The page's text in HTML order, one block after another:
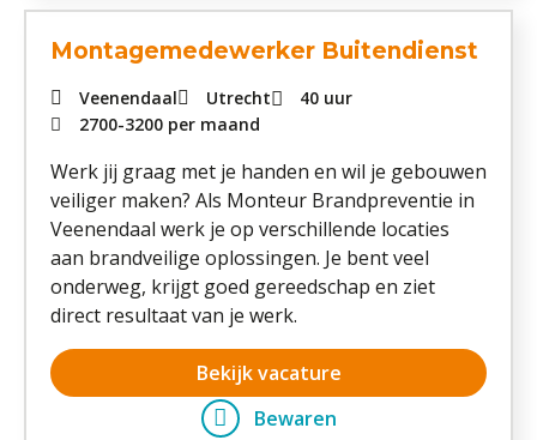
Montagemedewerker Buitendienst
Veenendaal Utrecht
40 uur
2700-3200 per maand
Werk jij graag met je handen en wil je gebouwen
veiliger maken? Als Monteur Brandpreventie in
Veenendaal werk je op verschillende locaties
aan brandveilige oplossingen. Je bent veel
onderweg, krijgt goed gereedschap en ziet
direct resultaat van je werk.
Bekijk vacature
Bewaren